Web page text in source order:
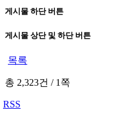
게시물 하단 버튼
게시물 상단 및 하단 버튼
목록
총 2,323건 /1쪽
RSS